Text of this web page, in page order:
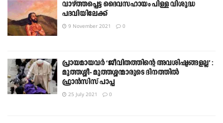
വാഴ്ത്തപ്പെട്ട ദൈവസഹായം പിള്ള വിശുദ്ധ
പദവിയിലേക്ക്
9 November 2021 0
പ്രായമായവർ ‘ജീവിതത്തിന്റെ അവശിഷ്ടങ്ങളല്ല’ :
മുത്തശ്ശീ- മുത്തശ്ശന്മാരുടെ ദിനത്തിൽ
ഫ്രാൻസിസ് പാപ്പ
25 July 2021 0